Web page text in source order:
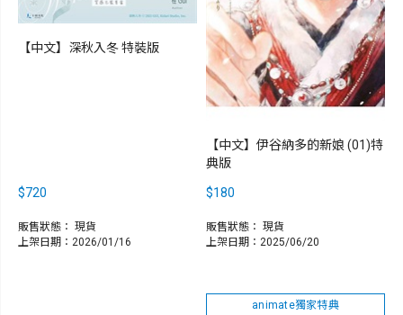
【中文】深秋入冬 特裝版
$720
販售狀態： 現貨
上架日期：2026/01/16
【中文】伊谷納多的新娘 (01)特
典版
$180
販售狀態： 現貨
上架日期：2025/06/20
animate獨家特典